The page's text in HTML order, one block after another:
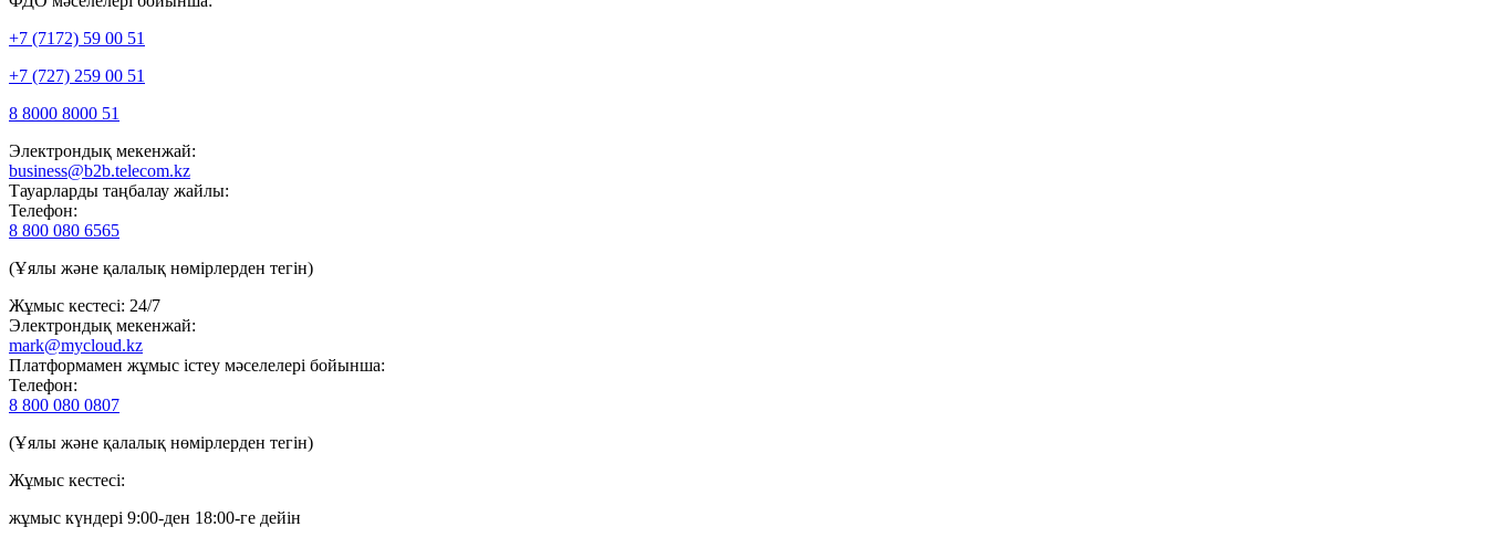
+7 (7172) 59 00 51
+7 (727) 259 00 51
8 8000 8000 51
Электрондық мекенжай:
business@b2b.telecom.kz
Тауарларды таңбалау жайлы:
Телефон:
8 800 080 6565
(Ұялы және қалалық нөмірлерден тегін)
Жұмыс кестесі: 24/7
Электрондық мекенжай:
mark@mycloud.kz
Платформамен жұмыс істеу мәселелері бойынша:
Телефон:
8 800 080 0807
(Ұялы және қалалық нөмірлерден тегін)
Жұмыс кестесі:
жұмыс күндері 9:00-ден 18:00-ге дейін